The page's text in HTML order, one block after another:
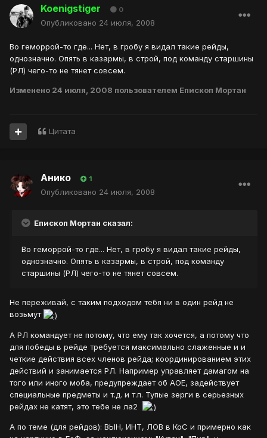
Koenigstiger 0
Опубликовано 24 июля, 2008
Во геморрой-то где... Нет, в гробу я видал такие рейды,
однозначно. Опять в казармы, в строй, под команду старшины
(РЛ) чего-то не тянет совсем.
Изменено 24 июля, 2008 пользователем Епископ Мортан
Цитата
Анико 1
Опубликовано 24 июля, 2008
Епископ Мортан сказал:
Во геморрой-то где... Нет, в гробу я видал такие рейды,
однозначно. Опять в казармы, в строй, под команду
старшины (РЛ) чего-то не тянет совсем.
Не переживай, с таким подходом тебя ни в один рейд не
возьмут
А РЛ командует не потому, что ему так хочется, а потому что
для победы в рейде требуется максимально слаженные и и
четкие действия всех членов рейда; координированием этих
действий и занимается РЛ. Например управляет дамагом на
того или иного моба, предупреждает об АОЕ, задействует
специальные предметы и т.д. и т.п. Тупые зерги в серьезных
рейдах не катят, это тебе не ла2
А по теме (для рейдов): ВЫН, ИНТ, ЛОВ в КоС и примерно как